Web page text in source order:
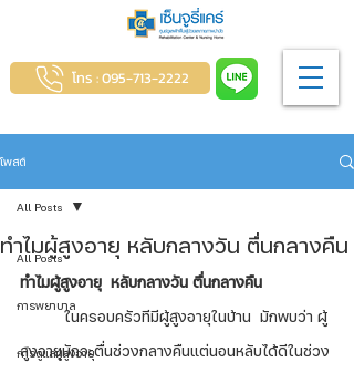
โทร : 095-713-2222
โพสต์
All Posts
การพยาบาล
การดูแลผู้สูงอายุ
All Posts
ทำไมผู้สูงอายุ หลับกลางวัน ตื่นกลางคืน
ทำไมผู้สูงอายุ  หลับกลางวัน ตื่นกลางคืน
	ในครอบครัวทีมีผู้สูงอายุในบ้าน  มักพบว่า ผู้
สูงอายุมักจะตื่นช่วงกลางคืนแต่นอนหลับได้ดีในช่วง